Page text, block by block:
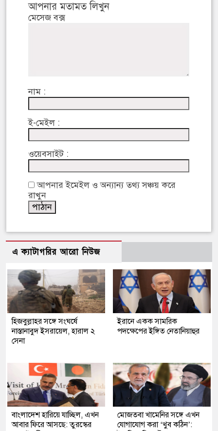
আপনার মতামত লিখুন
মেসেজ বক্স
নাম :
ই-মেইল :
ওয়েবসাইট :
আপনার ইমেইল ও অন্যান্য তথ্য সঞ্চয় করে
রাখুন
এ ক্যাটাগরির আরো নিউজ
হিজবুল্লাহর সঙ্গে সংঘর্ষে
নাস্তানাবুদ ইসরায়েল, হারাল ২
সেনা
ইরানে একক সামরিক
পদক্ষেপের ইঙ্গিত নেতানিয়াহুর
বাংলাদেশ হারিয়ে যাচ্ছিল, এখন
আবার ফিরে আসছে: তুরস্কের
মোজতবা খামেনির সঙ্গে এখন
যোগাযোগ করা ‘খুব কঠিন’: